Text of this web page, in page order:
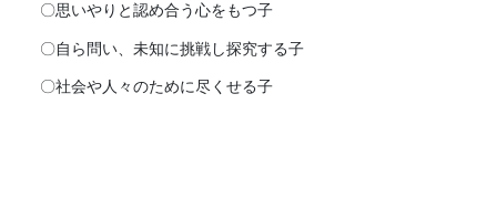
〇思いやりと認め合う心をもつ子
〇自ら問い、未知に挑戦し探究する子
〇社会や人々のために尽くせる子